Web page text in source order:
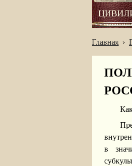
Главная ›
в